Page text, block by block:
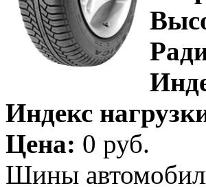
Индекс
Цена: 0 руб.
Шины